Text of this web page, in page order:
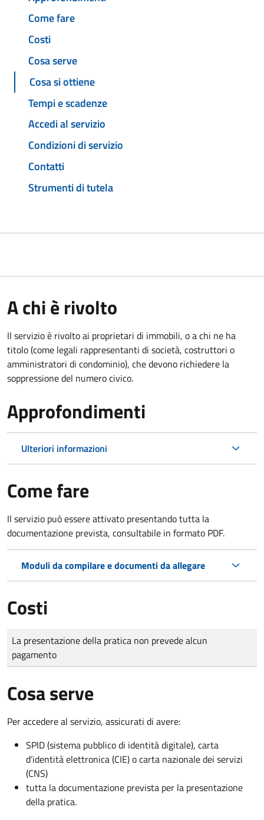
Come fare
Costi
Cosa serve
Cosa si ottiene
Tempi e scadenze
Accedi al servizio
Condizioni di servizio
Contatti
Strumenti di tutela
A chi è rivolto
Il servizio è rivolto ai proprietari di immobili, o a chi ne ha
titolo (come legali rappresentanti di società, costruttori o
amministratori di condominio), che devono richiedere la
soppressione del numero civico.
Approfondimenti
Ulteriori informazioni
Come fare
Il servizio può essere attivato presentando tutta la
documentazione prevista, consultabile in formato PDF.
Moduli da compilare e documenti da allegare
Costi
Tipo di pagamento
Importo
La presentazione della pratica non prevede alcun
pagamento
Cosa serve
Per accedere al servizio, assicurati di avere:
SPID (sistema pubblico di identità digitale), carta
d’identità elettronica (CIE) o carta nazionale dei servizi
(CNS)
tutta la documentazione prevista per la presentazione
della pratica.